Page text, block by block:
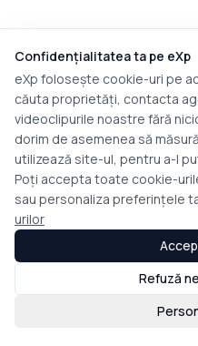
Confidențialitatea ta pe eXp
eXp folosește cookie-uri pe
căuta proprietăți, contacta
videoclipurile noastre fără
dorim de asemenea să
utilizează site-ul, pentru a-l
Poți accepta toate cookie-
sau personaliza preferințele
urilor
Refuză